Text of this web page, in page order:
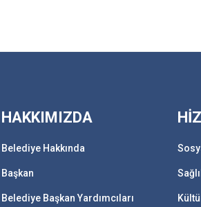
HAKKIMIZDA
Belediye Hakkında
Başkan
Belediye Başkan Yardımcıları